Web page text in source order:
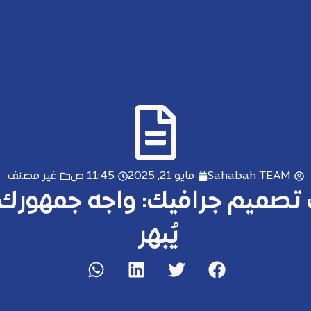
Sahabah TEAM مايو 21, 2025 11:45 ص غير مصنف
جرافيك: واجه جمهورك
يُبهر